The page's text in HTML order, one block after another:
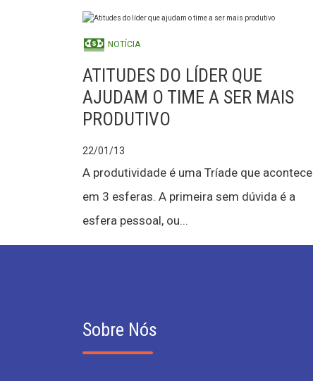
NOTÍCIA
ATITUDES DO LÍDER QUE
AJUDAM O TIME A SER MAIS
PRODUTIVO
22/01/13
A produtividade é uma Tríade que acontece
em 3 esferas. A primeira sem dúvida é a
esfera pessoal, ou...
Sobre Nós